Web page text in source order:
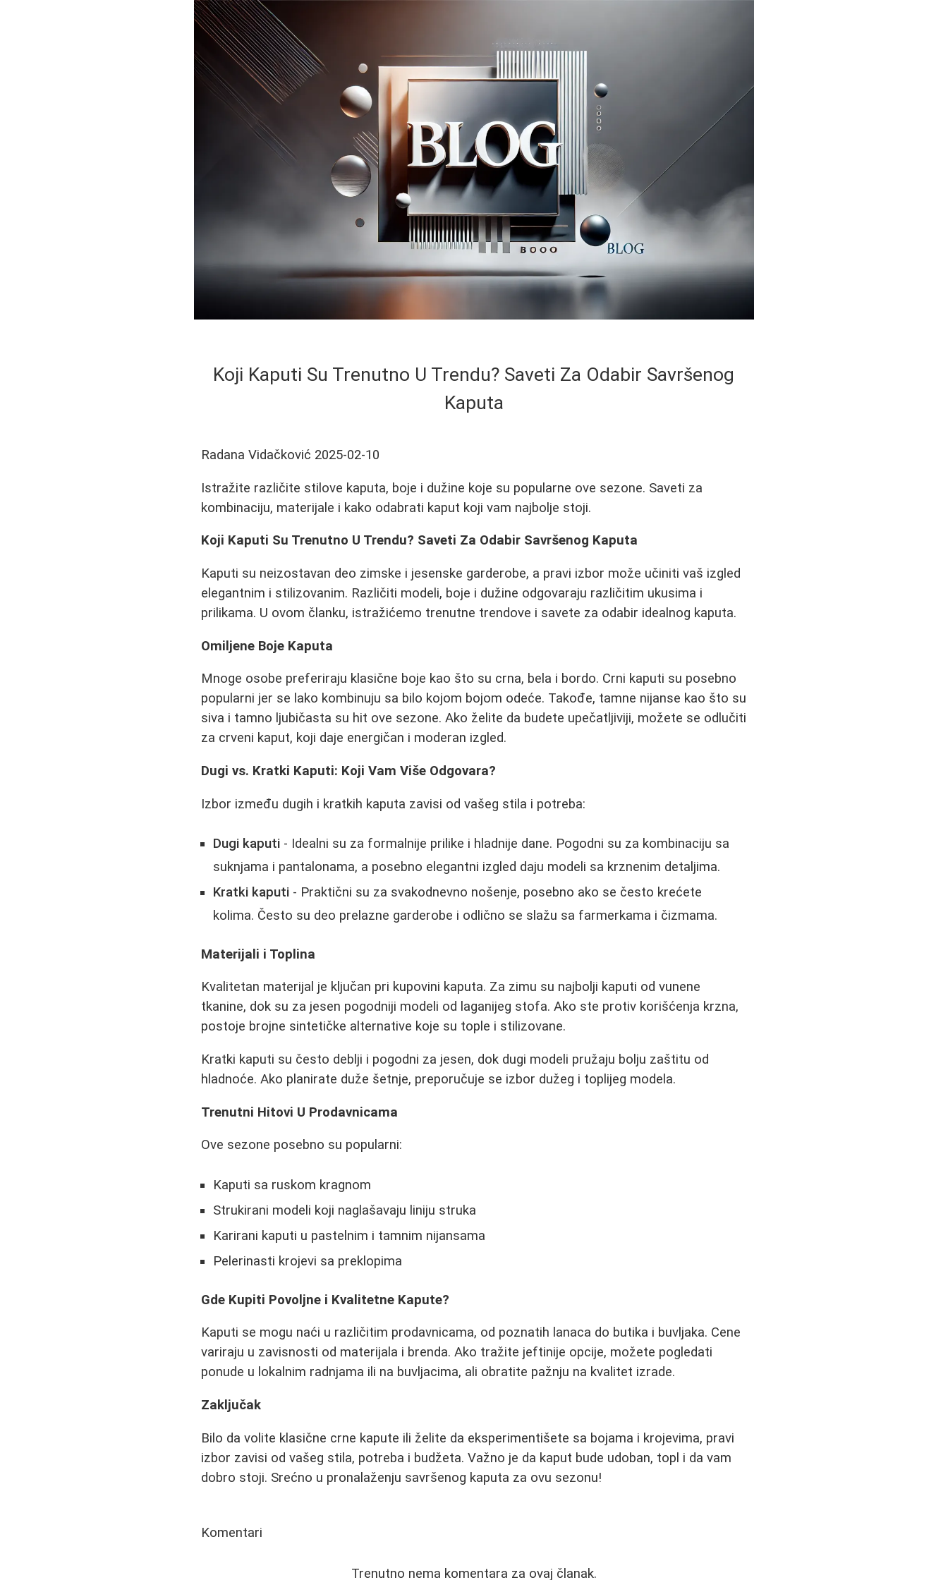
Koji Kaputi Su Trenutno U Trendu? Saveti Za Odabir Savršenog
Kaputa
Radana Vidačković 2025-02-10
Istražite različite stilove kaputa, boje i dužine koje su popularne ove sezone. Saveti za
kombinaciju, materijale i kako odabrati kaput koji vam najbolje stoji.
Koji Kaputi Su Trenutno U Trendu? Saveti Za Odabir Savršenog Kaputa
Kaputi su neizostavan deo zimske i jesenske garderobe, a pravi izbor može učiniti vaš izgled
elegantnim i stilizovanim. Različiti modeli, boje i dužine odgovaraju različitim ukusima i
prilikama. U ovom članku, istražićemo trenutne trendove i savete za odabir idealnog kaputa.
Omiljene Boje Kaputa
Mnoge osobe preferiraju klasične boje kao što su crna, bela i bordo. Crni kaputi su posebno
popularni jer se lako kombinuju sa bilo kojom bojom odeće. Takođe, tamne nijanse kao što su
siva i tamno ljubičasta su hit ove sezone. Ako želite da budete upečatljiviji, možete se odlučiti
za crveni kaput, koji daje energičan i moderan izgled.
Dugi vs. Kratki Kaputi: Koji Vam Više Odgovara?
Izbor između dugih i kratkih kaputa zavisi od vašeg stila i potreba:
Dugi kaputi - Idealni su za formalnije prilike i hladnije dane. Pogodni su za kombinaciju sa
suknjama i pantalonama, a posebno elegantni izgled daju modeli sa krznenim detaljima.
Kratki kaputi - Praktični su za svakodnevno nošenje, posebno ako se često krećete
kolima. Često su deo prelazne garderobe i odlično se slažu sa farmerkama i čizmama.
Materijali i Toplina
Kvalitetan materijal je ključan pri kupovini kaputa. Za zimu su najbolji kaputi od vunene
tkanine, dok su za jesen pogodniji modeli od laganijeg stofa. Ako ste protiv korišćenja krzna,
postoje brojne sintetičke alternative koje su tople i stilizovane.
Kratki kaputi su često deblji i pogodni za jesen, dok dugi modeli pružaju bolju zaštitu od
hladnoće. Ako planirate duže šetnje, preporučuje se izbor dužeg i toplijeg modela.
Trenutni Hitovi U Prodavnicama
Ove sezone posebno su popularni:
Kaputi sa ruskom kragnom
Strukirani modeli koji naglašavaju liniju struka
Karirani kaputi u pastelnim i tamnim nijansama
Pelerinasti krojevi sa preklopima
Gde Kupiti Povoljne i Kvalitetne Kapute?
Kaputi se mogu naći u različitim prodavnicama, od poznatih lanaca do butika i buvljaka. Cene
variraju u zavisnosti od materijala i brenda. Ako tražite jeftinije opcije, možete pogledati
ponude u lokalnim radnjama ili na buvljacima, ali obratite pažnju na kvalitet izrade.
Zaključak
Bilo da volite klasične crne kapute ili želite da eksperimentišete sa bojama i krojevima, pravi
izbor zavisi od vašeg stila, potreba i budžeta. Važno je da kaput bude udoban, topl i da vam
dobro stoji. Srećno u pronalaženju savršenog kaputa za ovu sezonu!
Komentari
Trenutno nema komentara za ovaj članak.